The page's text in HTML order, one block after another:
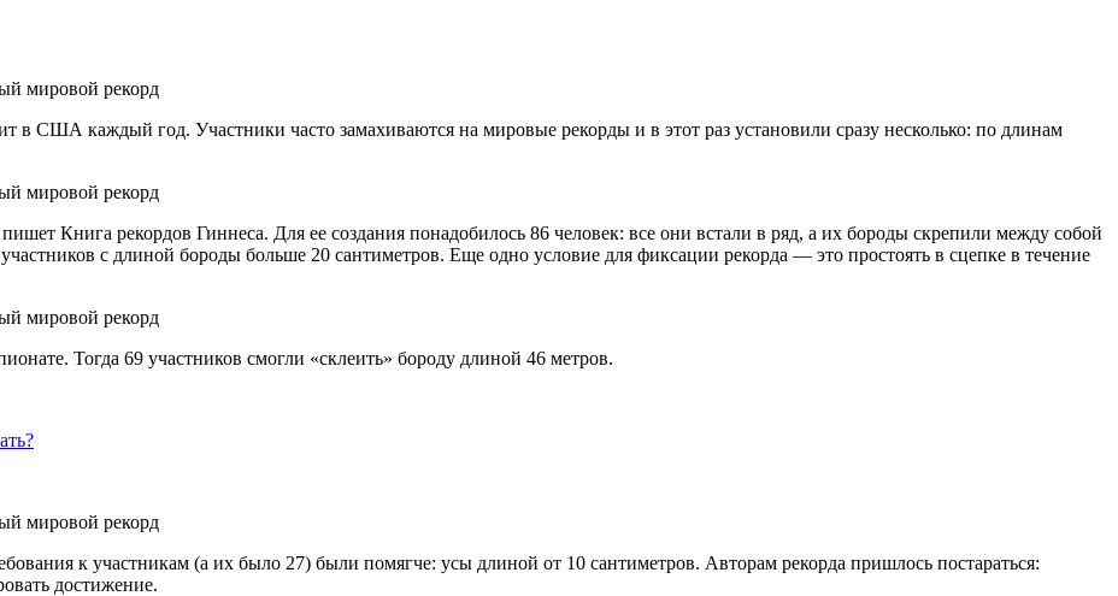
в США каждый год. Участники часто замахиваются на мировые рекорды и в этот раз установили сразу несколько: по длинам
Книга рекордов Гиннеса. Для ее создания понадобилось 86 человек: все они встали в ряд, а их бороды скрепили между собой
с длиной бороды больше 20 сантиметров. Еще одно условие для фиксации рекорда — это простоять в сцепке в течение
Тогда 69 участников смогли «склеить» бороду длиной 46 метров.
к участникам (а их было 27) были помягче: усы длиной от 10 сантиметров. Авторам рекорда пришлось постараться:
достижение.